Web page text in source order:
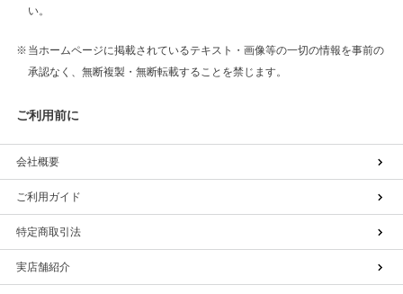
い。
当ホームページに掲載されているテキスト・画像等の一切の情報を事前の
承認なく、無断複製・無断転載することを禁じます。
ご利用前に
会社概要
ご利用ガイド
特定商取引法
実店舗紹介